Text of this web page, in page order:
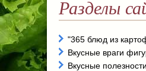
Разделы
"365 блюд из
Вкусные враги
Вкусные полезности